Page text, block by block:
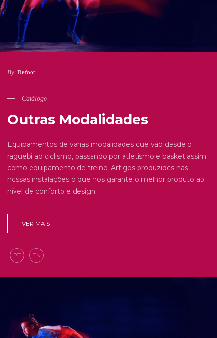
By: Befoot
Catálogo
Outras Modalidades
Equipamentos de várias modalidades que vão desde o
raguebi ao ciclismo, passando por atletismo e basket assim
como equipamento de treino. Artigos produzidos nas
nossas instalações o que nos garante o melhor produto ao
nível de conforto e design.
VER MAIS
PT EN